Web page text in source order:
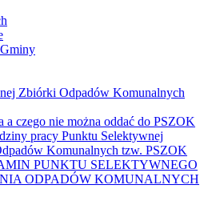
Zbiórki Odpadów Komunalnych
a czego nie można oddać do PSZOK
pracy Punktu Selektywnej
Komunalnych tzw. PSZOK
PUNKTU SELEKTYWNEGO
ODPADÓW KOMUNALNYCH